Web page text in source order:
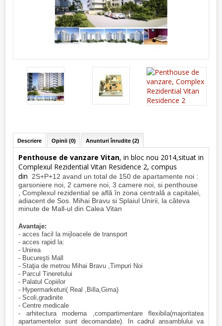
Descriere Opinii (0) Anunturi înrudite (2)
Penthouse de vanzare Vitan, in bloc nou 2014,situat in
Complexul Rezidential Vitan Residence 2, compus
din
2S+P+12 avand un total de 150 de apartamente noi :
garsoniere noi, 2 camere noi, 3 camere noi, si penthouse
Complexul rezidential se află în zona centrală a capitalei,
adiacent de Sos. Mihai Bravu si Splaiul Unirii, la câteva
minute de Mall-ul din Calea Vitan
Avantaje:
- acces facil la mijloacele de transport
- acces rapid la:
- Unirea
- Bucureşti Mall
- Staţia de metrou Mihai Bravu ,Timpuri Noi
- Parcul Tineretului
- Palatul Copiilor
- Hypermarketuri( Real ,Billa,Gima)
- Scoli,gradinite
- Centre medicale
- arhitectura moderna ,compartimentare flexibila(majoritatea
apartamentelor sunt decomandate). In cadrul ansamblului va